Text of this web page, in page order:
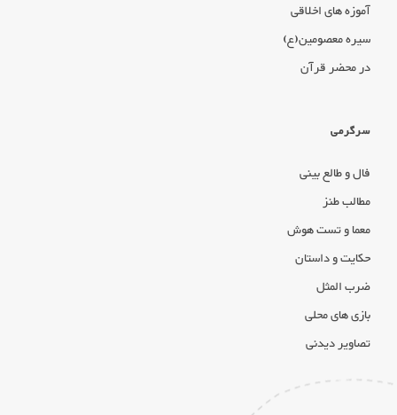
آموزه های اخلاقی
سیره معصومین(ع)
در محضر قرآن
سرگرمی
فال و طالع بینی
مطالب طنز
معما و تست هوش
حکایت و داستان
ضرب المثل
بازی های محلی
تصاویر دیدنی